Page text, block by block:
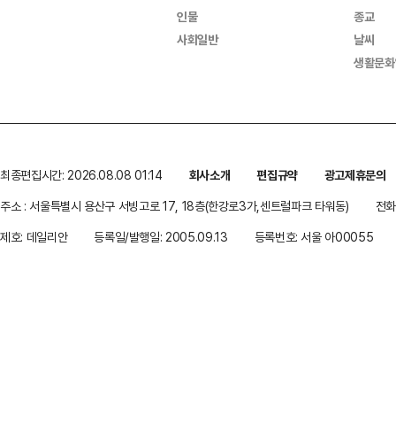
인물
사회일반
종교
날씨
생활문
최종편집시간: 2026.08.08 01:14 회사소개 편집규약
광고제휴문의
주소 : 서울특별시 용산구 서빙고로 17, 18층(한강로3가,센트럴파크 타워동)
전
제호: 데일리안
등록일/발행일: 2005.09.13 등록번호: 서울 아00055